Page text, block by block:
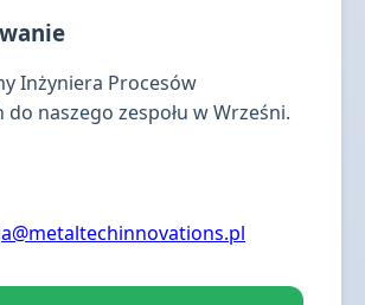
Inżyniera Procesów
naszego zespołu w Wrześni.